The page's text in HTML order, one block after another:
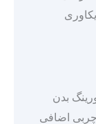
بدن
اضافی